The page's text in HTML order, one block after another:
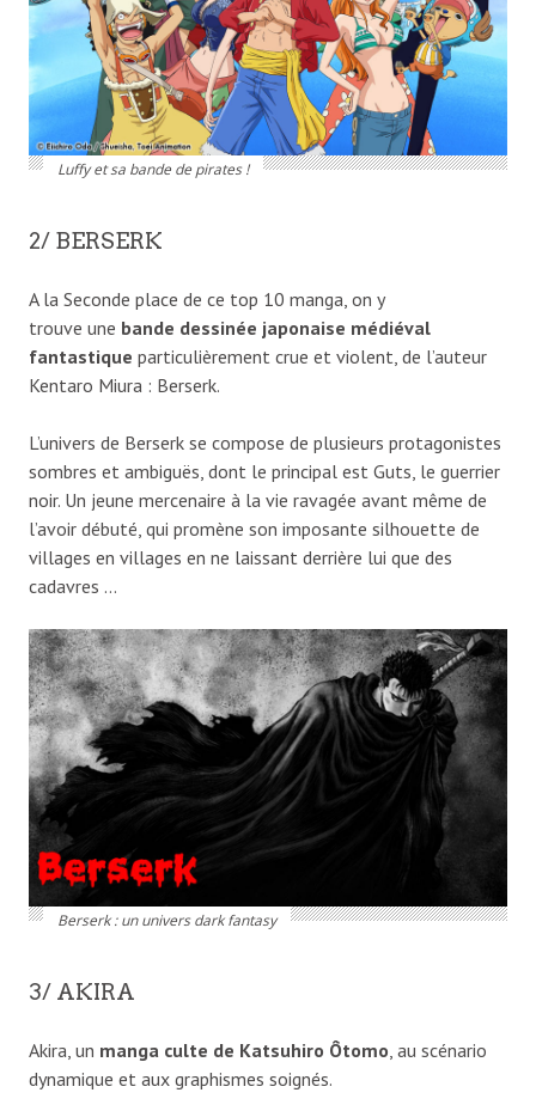
Luffy et sa bande de pirates !
2/ BERSERK
A la Seconde place de ce top 10 manga, on y
trouve une bande dessinée japonaise médiéval
fantastique particulièrement crue et violent, de l’auteur
Kentaro Miura : Berserk.
L’univers de Berserk se compose de plusieurs protagonistes
sombres et ambiguës, dont le principal est Guts, le guerrier
noir. Un jeune mercenaire à la vie ravagée avant même de
l’avoir débuté, qui promène son imposante silhouette de
villages en villages en ne laissant derrière lui que des
cadavres …
Berserk : un univers dark fantasy
3/ AKIRA
Akira, un manga culte de Katsuhiro Ôtomo , au scénario
dynamique et aux graphismes soignés.